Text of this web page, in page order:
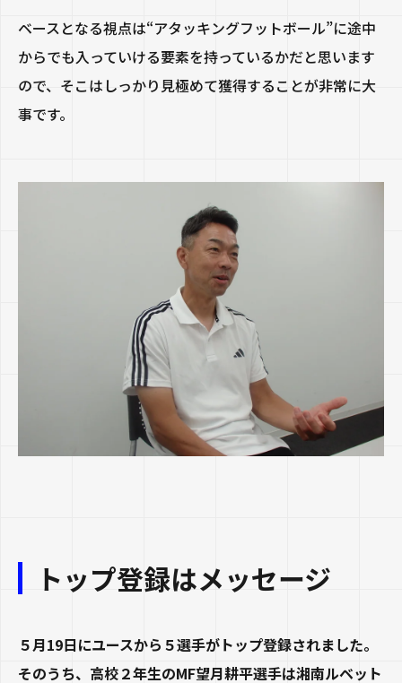
ベースとなる視点は“アタッキングフットボール”に途中
からでも入っていける要素を持っているかだと思います
ので、そこはしっかり見極めて獲得することが非常に大
事です。
トップ登録はメッセージ
５月19日にユースから５選手がトップ登録されました。
そのうち、高校２年生のMF望月耕平選手は湘南ルベット